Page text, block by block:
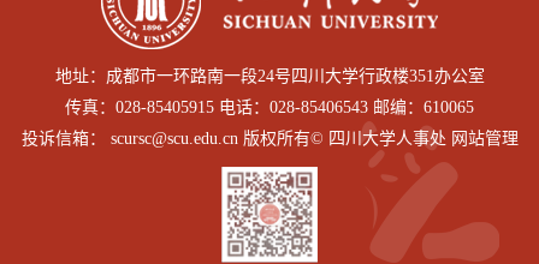
地址：成都市一环路南一段24号四川大学行政楼351办公室
传真：028-85405915 电话：028-85406543 邮编：610065
投诉信箱： scursc@scu.edu.cn 版权所有© 四川大学人事处 网站管理